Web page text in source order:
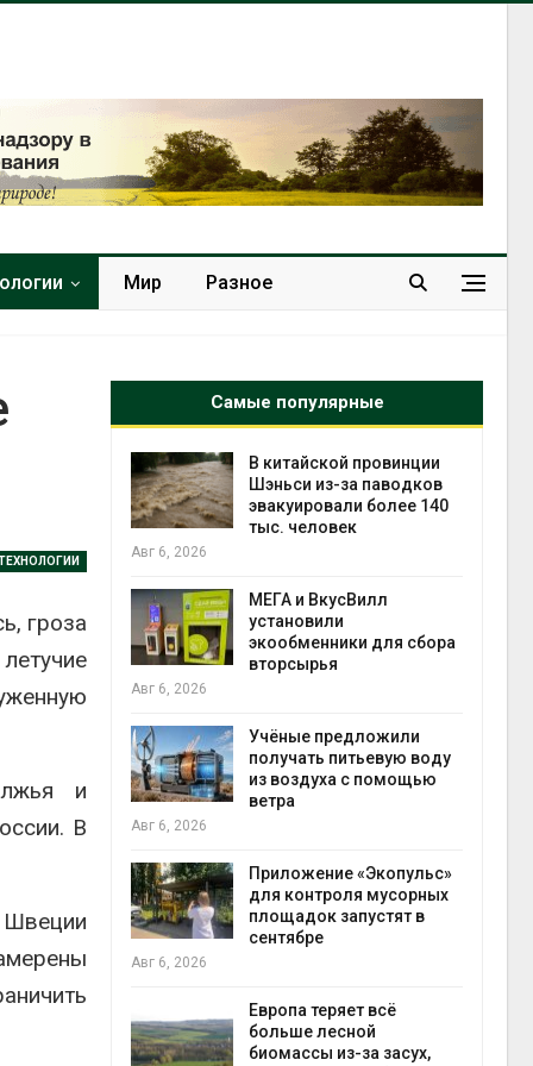
Мир Разное
гроза
и
В
Самые популярные
энергию и
с крыш
городам
В китайской провинции
Шэньси из-за паводков
эвакуировали более 140
тыс. человек
Авг 6, 2026
МЕГА и ВкусВилл
установили
экообменники для сбора
вторсырья
Авг 6, 2026
Учёные предложили
получать питьевую воду
из воздуха с помощью
ветра
Авг 6, 2026
Приложение «Экопульс»
для контроля мусорных
площадок запустят в
сентябре
Авг 6, 2026
Европа теряет всё
больше лесной
биомассы из-за засух,